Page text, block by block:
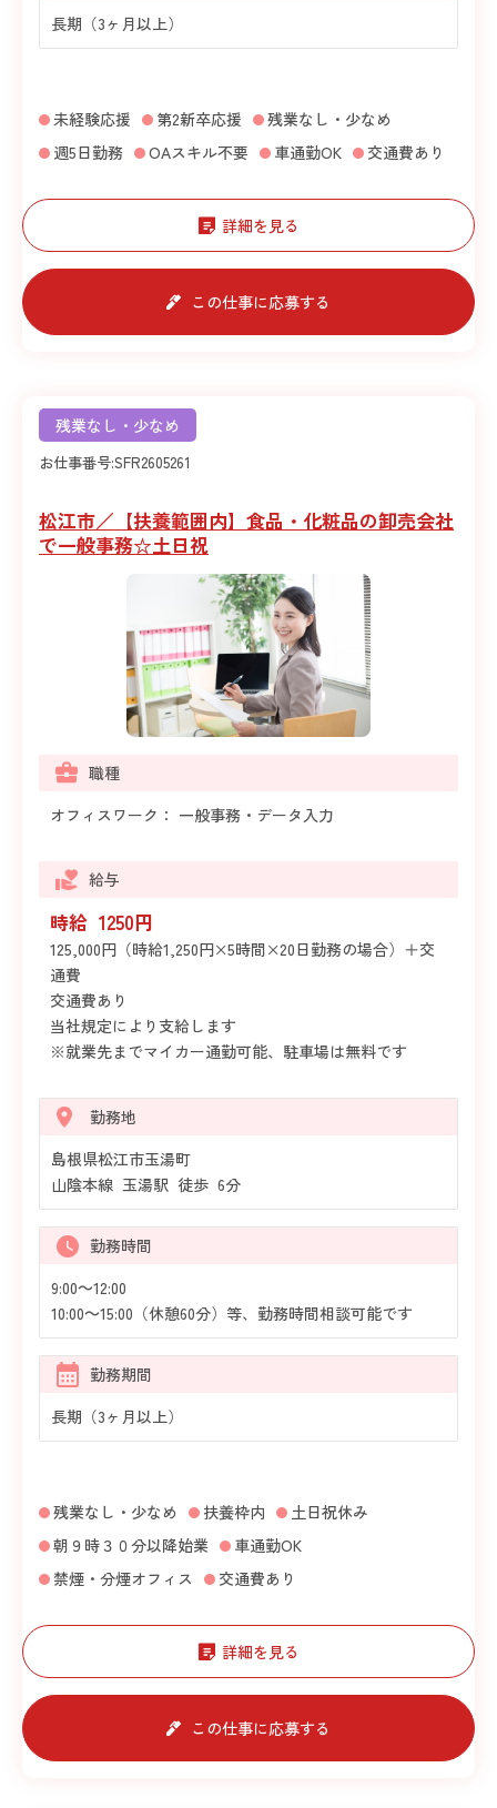
長期（3ヶ月以上）
未経験応援 第2新卒応援
残業なし・少なめ
週5日勤務
OAスキル不要 車通勤OK 交通費あり
詳細を見る
この仕事に応募する
残業なし・少なめ
お仕事番号:SFR2605261
松江市／【扶養範囲内】食品・化粧品の卸売会社
で一般事務☆土日祝
職種
オフィスワーク： 一般事務・データ入力
給与
時給 1250円
125,000円（時給1,250円×5時間×20日勤務の場合）＋交
通費
交通費あり
当社規定により支給します
※就業先までマイカー通勤可能、駐車場は無料です
勤務地
島根県松江市玉湯町
山陰本線 玉湯駅 徒歩 6分
勤務時間
9:00～12:00
10:00～15:00（休憩60分）等、勤務時間相談可能です
勤務期間
長期（3ヶ月以上）
残業なし・少なめ 扶養枠内
土日祝休み
朝９時３０分以降始業
車通勤OK
禁煙・分煙オフィス
交通費あり
詳細を見る
この仕事に応募する